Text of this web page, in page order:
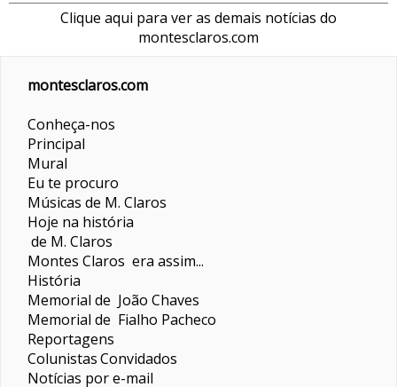
Clique aqui para ver as demais notícias do
montesclaros.com
montesclaros.com
Conheça-nos
Principal
Mural
Eu te procuro
Músicas de M. Claros
Hoje na história
de M. Claros
Montes Claros era assim...
História
Memorial de João Chaves
Memorial de Fialho Pacheco
Reportagens
ColunistasConvidados
Notícias por e-mail